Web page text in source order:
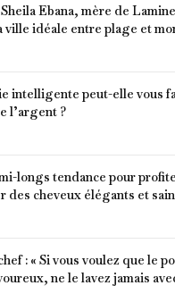
Ebana, mère de Lamine
ville idéale entre plage et
près de Barcelone
intelligente peut-elle vous
l’argent ?
longs tendance pour
des cheveux élégants et
: « Si vous voulez que le
ne le lavez jamais